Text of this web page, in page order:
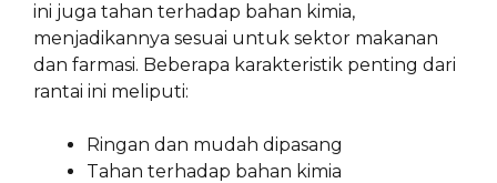
ini juga tahan terhadap bahan kimia,
menjadikannya sesuai untuk sektor makanan
dan farmasi. Beberapa karakteristik penting dari
rantai ini meliputi:
Ringan dan mudah dipasang
Tahan terhadap bahan kimia